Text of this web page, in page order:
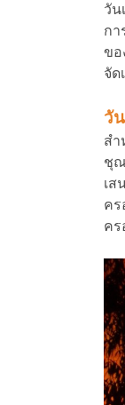
วัน
กา
ขอ
จัด
วั
สำ
ชุ
เส
คร
คร